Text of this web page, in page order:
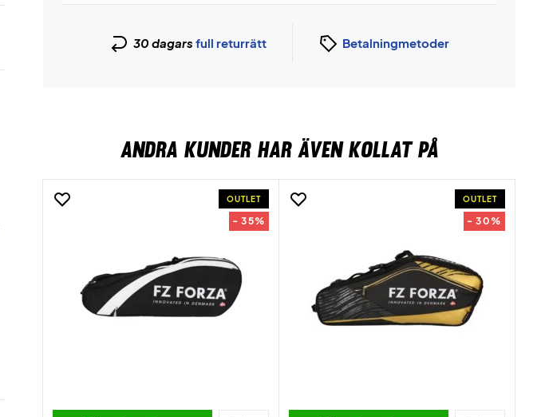
30 dagars full returrätt Betalningmetoder
ANDRA KUNDER HAR ÄVEN KOLLAT PÅ
OUTLET
- 35%
OUTLET
- 30%